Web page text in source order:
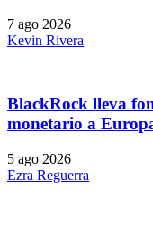
7 ago 2026
Kevin Rivera
BlackRock lleva
monetario a
5 ago 2026
Ezra Reguerra